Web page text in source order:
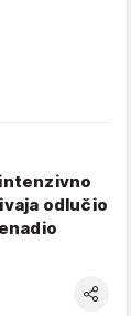
odlučio